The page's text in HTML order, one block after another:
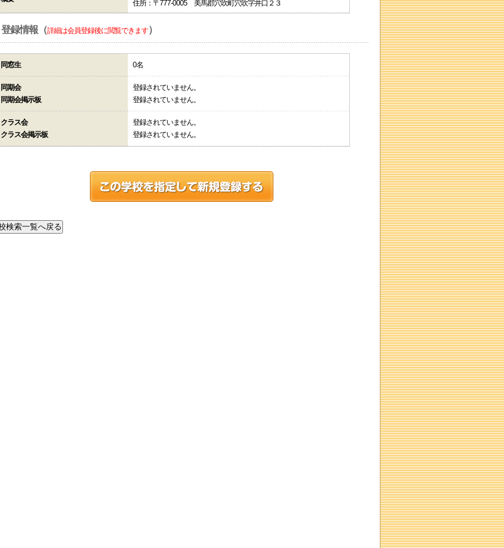
住所：〒777-0005 美馬郡穴吹町穴吹字井口２３
登録情報（詳細は会員登録後に閲覧できます）
同窓生 0名
同期会
同期会掲示板
登録されていません。
登録されていません。
クラス会
クラス会掲示板
登録されていません。
登録されていません。